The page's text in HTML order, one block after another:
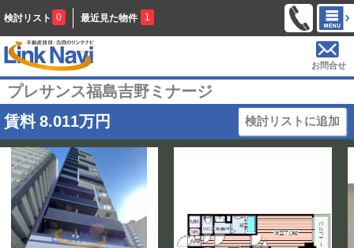
検討リスト 0 最近見た物件 1
お問合せ
プレサンス福島吉野ミナージ
賃料 8.011万円 検討リストに追加